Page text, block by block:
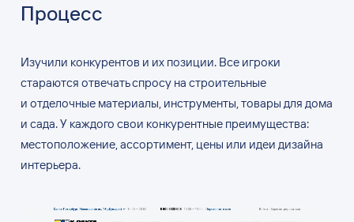
Процесс
Изучили конкурентов и их позиции. Все игроки
стараются отвечать спросу на строительные
и отделочные материалы, инструменты, товары для дома
и сада. У каждого свои конкурентные преимущества:
местоположение, ассортимент, цены или идеи дизайна
интерьера.